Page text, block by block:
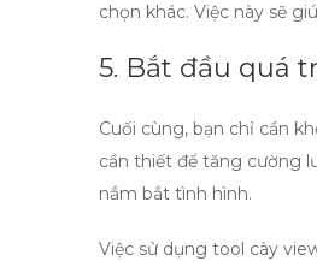
chọn khác. Việc này sẽ
5. Bắt đầu quá
Cuối cùng, bạn chỉ cần
cần thiết để tăng cường
nắm bắt tình hình.
Việc sử dụng tool cày